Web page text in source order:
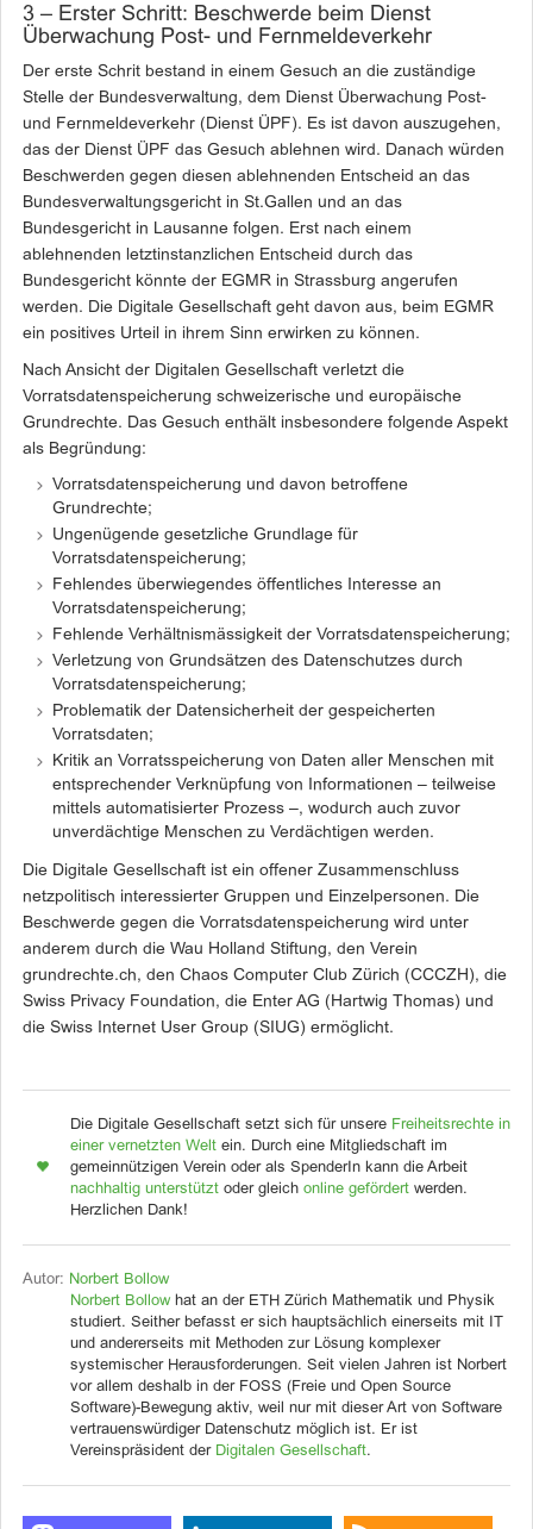
3 – Erster Schritt: Beschwerde beim Dienst
Überwachung Post- und Fernmeldeverkehr
Der erste Schrit bestand in einem Gesuch an die zuständige
Stelle der Bundesverwaltung, dem Dienst Überwachung Post-
und Fernmeldeverkehr (Dienst ÜPF). Es ist davon auszugehen,
das der Dienst ÜPF das Gesuch ablehnen wird. Danach würden
Beschwerden gegen diesen ablehnenden Entscheid an das
Bundesverwaltungsgericht in St.Gallen und an das
Bundesgericht in Lausanne folgen. Erst nach einem
ablehnenden letztinstanzlichen Entscheid durch das
Bundesgericht könnte der EGMR in Strassburg angerufen
werden. Die Digitale Gesellschaft geht davon aus, beim EGMR
ein positives Urteil in ihrem Sinn erwirken zu können.
Nach Ansicht der Digitalen Gesellschaft verletzt die
Vorratsdatenspeicherung schweizerische und europäische
Grundrechte. Das Gesuch enthält insbesondere folgende Aspekt
als Begründung:
Vorratsdatenspeicherung und davon betroffene
Grundrechte;
Ungenügende gesetzliche Grundlage für
Vorratsdatenspeicherung;
Fehlendes überwiegendes öffentliches Interesse an
Vorratsdatenspeicherung;
Fehlende Verhältnismässigkeit der Vorratsdatenspeicherung;
Verletzung von Grundsätzen des Datenschutzes durch
Vorratsdatenspeicherung;
Problematik der Datensicherheit der gespeicherten
Vorratsdaten;
Kritik an Vorratsspeicherung von Daten aller Menschen mit
entsprechender Verknüpfung von Informationen – teilweise
mittels automatisierter Prozess –, wodurch auch zuvor
unverdächtige Menschen zu Verdächtigen werden.
Die Digitale Gesellschaft ist ein offener Zusammenschluss
netzpolitisch interessierter Gruppen und Einzelpersonen. Die
Beschwerde gegen die Vorratsdatenspeicherung wird unter
anderem durch die Wau Holland Stiftung, den Verein
grundrechte.ch, den Chaos Computer Club Zürich (CCCZH), die
Swiss Privacy Foundation, die Enter AG (Hartwig Thomas) und
die Swiss Internet User Group (SIUG) ermöglicht.
Die Digitale Gesellschaft setzt sich für unsere Freiheitsrechte in
einer vernetzten Welt ein. Durch eine Mitgliedschaft im
gemeinnützigen Verein oder als SpenderIn kann die Arbeit
nachhaltig unterstützt oder gleich online gefördert werden.
Herzlichen Dank!
Autor: Norbert Bollow
Norbert Bollowhat an der ETH Zürich Mathematik und Physik
studiert. Seither befasst er sich hauptsächlich einerseits mit IT
und andererseits mit Methoden zur Lösung komplexer
systemischer Herausforderungen. Seit vielen Jahren ist Norbert
vor allem deshalb in der FOSS (Freie und Open Source
Software)-Bewegung aktiv, weil nur mit dieser Art von Software
vertrauenswürdiger Datenschutz möglich ist. Er ist
Vereinspräsident der Digitalen Gesellschaft.